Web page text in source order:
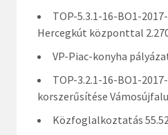
TOP-5.3.1-16-BO1-
Hercegkút központtal
VP-Piac-konyha
TOP-3.2.1-16-BO1-
korszerűsítése
Közfoglalkoztatás